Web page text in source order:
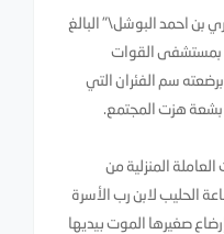
احمد البوشل\" البالغ
بمستشفى القوات
سم الفئران التي
بشعة هزت المجتمع.
المنزلية من
الحليب لابن رب الأسرة
صغيرها الموت بيديها